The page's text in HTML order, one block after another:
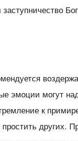
эмоции могут
к
других.